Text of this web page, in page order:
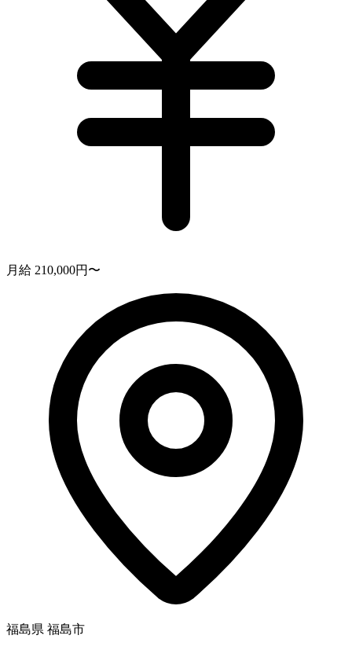
月給 210,000円〜
福島県 福島市